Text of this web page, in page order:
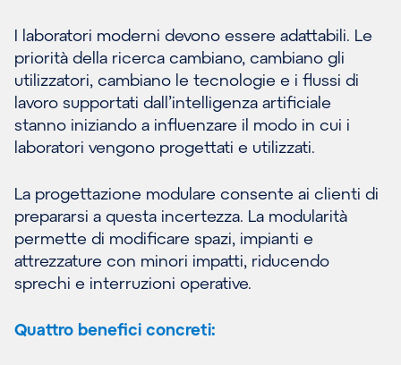
I laboratori moderni devono essere adattabili. Le
priorità della ricerca cambiano, cambiano gli
utilizzatori, cambiano le tecnologie e i flussi di
lavoro supportati dall’intelligenza artificiale
stanno iniziando a influenzare il modo in cui i
laboratori vengono progettati e utilizzati.
La progettazione modulare consente ai clienti di
prepararsi a questa incertezza. La modularità
permette di modificare spazi, impianti e
attrezzature con minori impatti, riducendo
sprechi e interruzioni operative.
Quattro benefici concreti: